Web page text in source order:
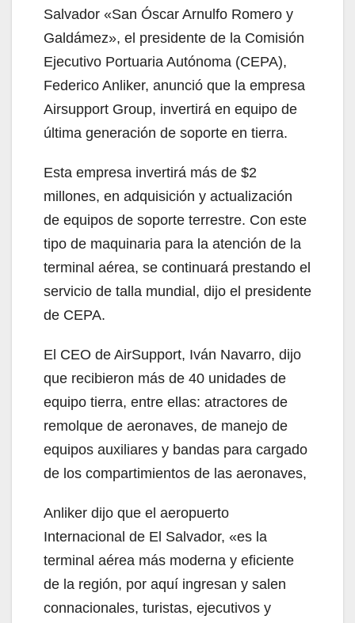
Salvador «San Óscar Arnulfo Romero y
Galdámez», el presidente de la Comisión
Ejecutivo Portuaria Autónoma (CEPA),
Federico Anliker, anunció que la empresa
Airsupport Group, invertirá en equipo de
última generación de soporte en tierra.
Esta empresa invertirá más de $2
millones, en adquisición y actualización
de equipos de soporte terrestre. Con este
tipo de maquinaria para la atención de la
terminal aérea, se continuará prestando el
servicio de talla mundial, dijo el presidente
de CEPA.
El CEO de AirSupport, Iván Navarro, dijo
que recibieron más de 40 unidades de
equipo tierra, entre ellas: atractores de
remolque de aeronaves, de manejo de
equipos auxiliares y bandas para cargado
de los compartimientos de las aeronaves,
Anliker dijo que el aeropuerto
Internacional de El Salvador, «es la
terminal aérea más moderna y eficiente
de la región, por aquí ingresan y salen
connacionales, turistas, ejecutivos y